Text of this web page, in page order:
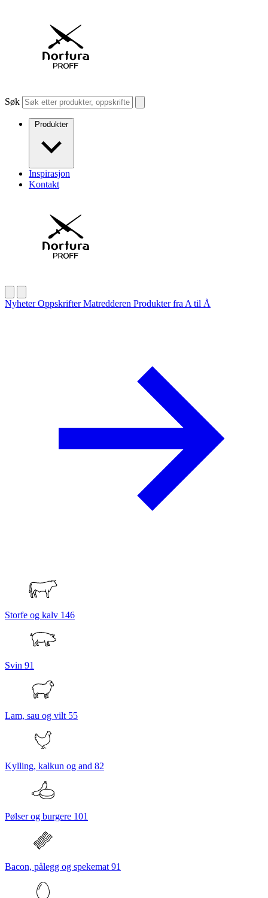
Søk
Produkter
Inspirasjon
Kontakt
NyheterOppskrifterMatredderen Produkter fra A til Å
Storfe og kalv 146
Svin 91
Lam, sau og vilt 55
Kylling, kalkun og and 82
Pølser og burgere 101
Bacon, pålegg og spekemat 91